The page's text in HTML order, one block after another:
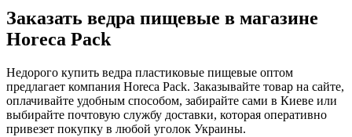
Заказать ведра пищевые в магазине
Horeca Pack
Недорого купить ведра пластиковые пищевые оптом
предлагает компания Horeca Pack. Заказывайте товар на сайте,
оплачивайте удобным способом, забирайте сами в Киеве или
выбирайте почтовую службу доставки, которая оперативно
привезет покупку в любой уголок Украины.